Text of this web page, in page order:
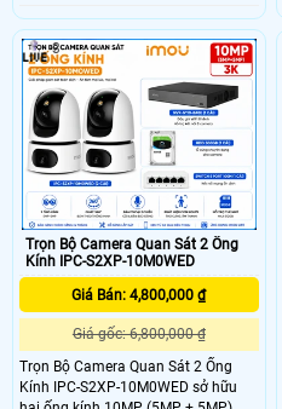
Trọn Bộ Camera Quan Sát 2 Ống
Kính IPC-S2XP-10M0WED
Giá Bán: 4,800,000 ₫
Giá gốc: 6,800,000 ₫
Trọn Bộ Camera Quan Sát 2 Ống
Kính IPC-S2XP-10M0WED sở hữu
3